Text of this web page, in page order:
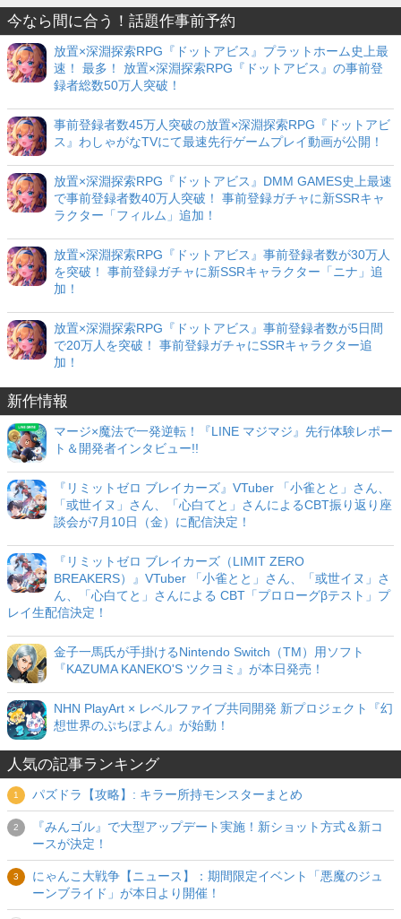
今なら間に合う！話題作事前予約
放置×深淵探索RPG『ドットアビス』プラットホーム史上最
速！ 最多！ 放置×深淵探索RPG『ドットアビス』の事前登
録者総数50万人突破！
事前登録者数45万人突破の放置×深淵探索RPG『ドットアビ
ス』わしゃがなTVにて最速先行ゲームプレイ動画が公開！
放置×深淵探索RPG『ドットアビス』DMM GAMES史上最速
で事前登録者数40万人突破！ 事前登録ガチャに新SSRキャ
ラクター「フィルム」追加！
放置×深淵探索RPG『ドットアビス』事前登録者数が30万人
を突破！ 事前登録ガチャに新SSRキャラクター「ニナ」追
加！
放置×深淵探索RPG『ドットアビス』事前登録者数が5日間
で20万人を突破！ 事前登録ガチャにSSRキャラクター追
加！
新作情報
マージ×魔法で一発逆転！『LINE マジマジ』先行体験レポー
ト＆開発者インタビュー!!
『リミットゼロ ブレイカーズ』VTuber 「小雀とと」さん、
「或世イヌ」さん、「心白てと」さんによるCBT振り返り座
談会が7月10日（金）に配信決定！
『リミットゼロ ブレイカーズ（LIMIT ZERO
BREAKERS）』VTuber 「小雀とと」さん、「或世イヌ」さ
ん、「心白てと」さんによる CBT「プロローグβテスト」プ
レイ生配信決定！
金子一馬氏が手掛けるNintendo Switch（TM）用ソフト
『KAZUMA KANEKO'S ツクヨミ』が本日発売！
NHN PlayArt × レベルファイブ共同開発 新プロジェクト『幻
想世界のぷちぽよん』が始動！
人気の記事ランキング
パズドラ【攻略】: キラー所持モンスターまとめ
『みんゴル』で大型アップデート実施！新ショット方式＆新コ
ースが決定！
にゃんこ大戦争【ニュース】：期間限定イベント「悪魔のジュ
ーンブライド」が本日より開催！